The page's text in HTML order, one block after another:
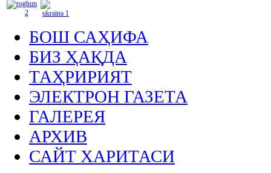
БОШ САҲИФА
БИЗ ҲАҚДА
ТАҲРИРИЯТ
ЭЛЕКТРОН ГАЗЕТА
ГАЛЕРЕЯ
АРХИВ
САЙТ ХАРИТАСИ